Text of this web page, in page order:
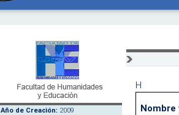
Año de Creación: 2009
H
Nombre